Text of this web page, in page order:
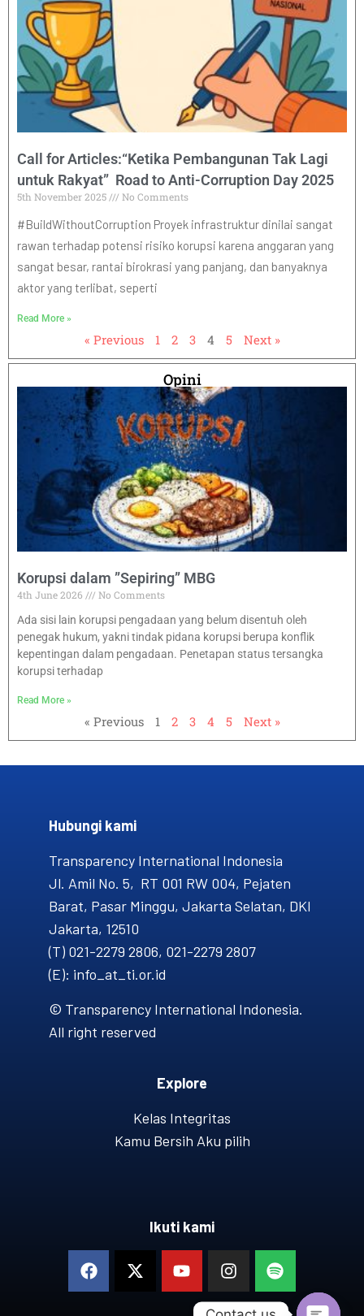
Call for Articles:“Ketika Pembangunan Tak Lagi
untuk Rakyat” Road to Anti-Corruption Day 2025
5th November 2025 No Comments
#BuildWithoutCorruption Proyek infrastruktur dinilai sangat
rawan terhadap potensi risiko korupsi karena anggaran yang
sangat besar, rantai birokrasi yang panjang, dan banyaknya
aktor yang terlibat, seperti
Read More »
« Previous 1 2 3 4 5 Next »
Opini
Korupsi dalam ”Sepiring” MBG
4th June 2026
No Comments
Ada sisi lain korupsi pengadaan yang belum disentuh oleh
penegak hukum, yakni tindak pidana korupsi berupa konflik
kepentingan dalam pengadaan. Penetapan status tersangka
korupsi terhadap
Read More »
« Previous 1 2 3 4 5 Next »
Hubungi kami​
Transparency International Indonesia
Jl. Amil No. 5, RT 001 RW 004, Pejaten
Barat, Pasar Minggu, Jakarta Selatan, DKI
Jakarta, 12510
(T) 021-2279 2806, 021-2279 2807
(E): info_at_ti.or.id
© Transparency International Indonesia.
All right reserved
Explore
Kelas Integritas
Kamu Bersih Aku pilih
Ikuti kami